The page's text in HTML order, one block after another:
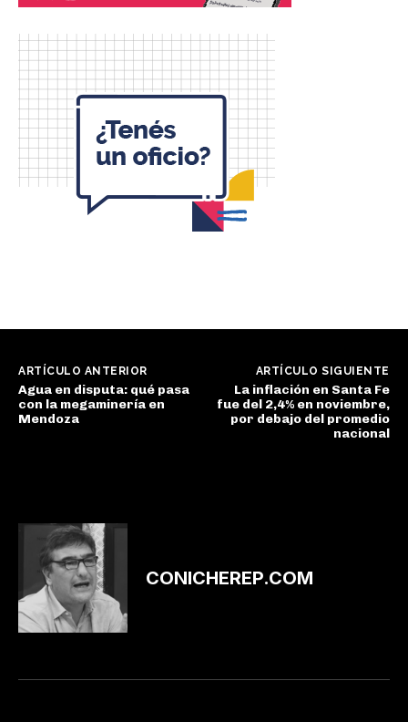
ARTÍCULO ANTERIOR
Agua en disputa: qué pasa
con la megaminería en
Mendoza
ARTÍCULO SIGUIENTE
La inflación en Santa Fe
fue del 2,4% en noviembre,
por debajo del promedio
nacional
CONICHEREP.COM